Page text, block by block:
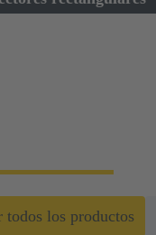
todos los productos